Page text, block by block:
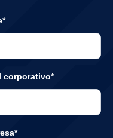
corporativo*